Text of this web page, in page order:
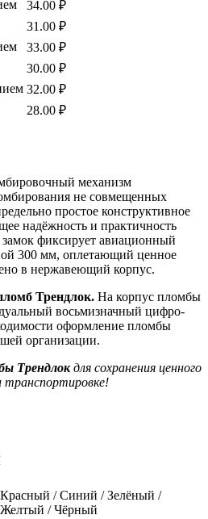
34.00 ₽
31.00 ₽
33.00 ₽
30.00 ₽
32.00 ₽
28.00 ₽
механизм
не совмещенных
простое конструктивное
надёжность и практичность
фиксирует авиационный
300 мм, оплетающий ценное
в нержавеющий корпус.
Трендлок. На корпус пломбы
восьмизначный цифро-
оформление пломбы
организации.
Трендлокдля сохранения ценного
транспортировке!
Красный / Синий / Зелёный /
Желтый / Чёрный